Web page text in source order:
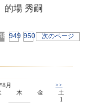
的場 秀嗣
949 950 次のページ
8月
>>
木 金
土
1